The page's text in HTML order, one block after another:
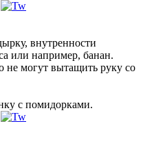
внутренности
или например, банан.
не могут вытащить руку со
с помидорками.